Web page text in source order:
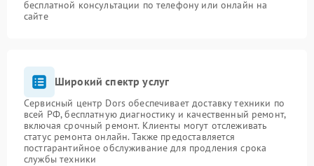
бесплатной консультации по телефону или онлайн на
сайте
Широкий спектр услуг
Сервисный центр Dors обеспечивает доставку техники по
всей РФ, бесплатную диагностику и качественный ремонт,
включая срочный ремонт. Клиенты могут отслеживать
статус ремонта онлайн. Также предоставляется
постгарантийное обслуживание для продления срока
службы техники